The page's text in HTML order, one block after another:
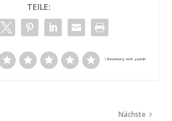
TEILE:
Nächste